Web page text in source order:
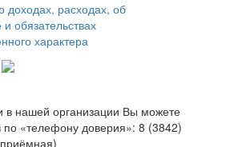
доходах, расходах, об
обязательствах
характера
в нашей организации Вы можете
по «телефону доверия»: 8 (3842)